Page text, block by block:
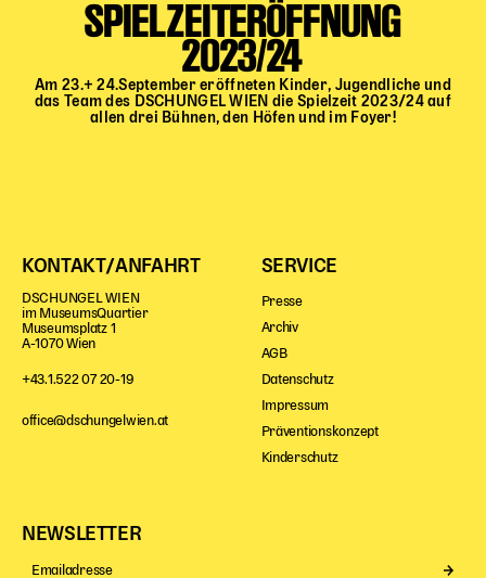
SPIELZEITERÖFFNUNG
2023/24
Am 23.+ 24.September eröffneten Kinder, Jugendliche und
das Team des DSCHUNGEL WIEN die Spielzeit 2023/24 auf
allen drei Bühnen, den Höfen und im Foyer!
KONTAKT/ANFAHRT
DSCHUNGEL WIEN
im MuseumsQuartier
Museumsplatz 1
A-1070 Wien
+43.1.522 07 20-19
office@dschungelwien.at
SERVICE
Presse
Archiv
AGB
Datenschutz
Impressum
Präventionskonzept
Kinderschutz
NEWSLETTER